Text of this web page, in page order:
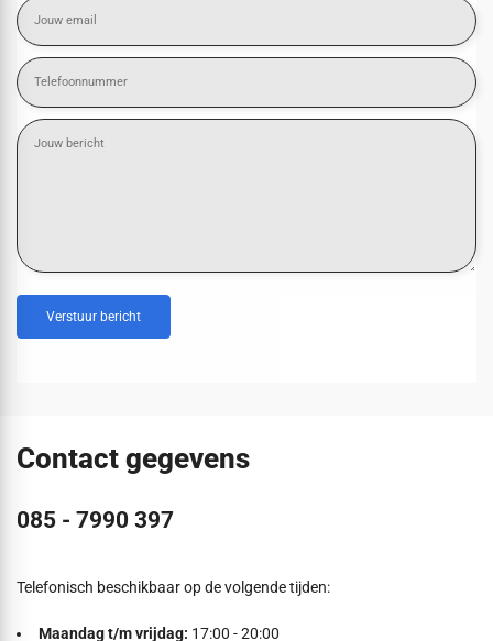
Verstuur bericht
Contact gegevens
085 - 7990 397
Telefonisch beschikbaar op de volgende tijden:
Maandag t/m vrijdag: 17:00 - 20:00